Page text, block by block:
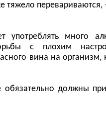
тяжело
употреблять много
с плохим
вина на организм,
обязательно должны